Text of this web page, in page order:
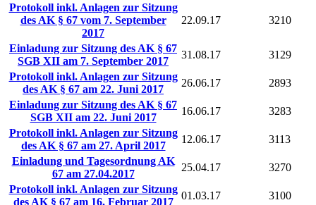
Protokoll inkl. Anlagen zur Sitzung
des AK § 67 vom 7. September
2017
22.09.17 3210
Einladung zur Sitzung des AK § 67
SGB XII am 7. September 2017
31.08.17
3129
Protokoll inkl. Anlagen zur Sitzung
des AK § 67 am 22. Juni 2017
26.06.17
2893
Einladung zur Sitzung des AK § 67
SGB XII am 22. Juni 2017
16.06.17
3283
Protokoll inkl. Anlagen zur Sitzung
des AK § 67 am 27. April 2017
12.06.17
3113
Einladung und Tagesordnung AK
67 am 27.04.2017
25.04.17
3270
Protokoll inkl. Anlagen zur Sitzung
des AK § 67 am 16. Februar 2017
01.03.17
3100